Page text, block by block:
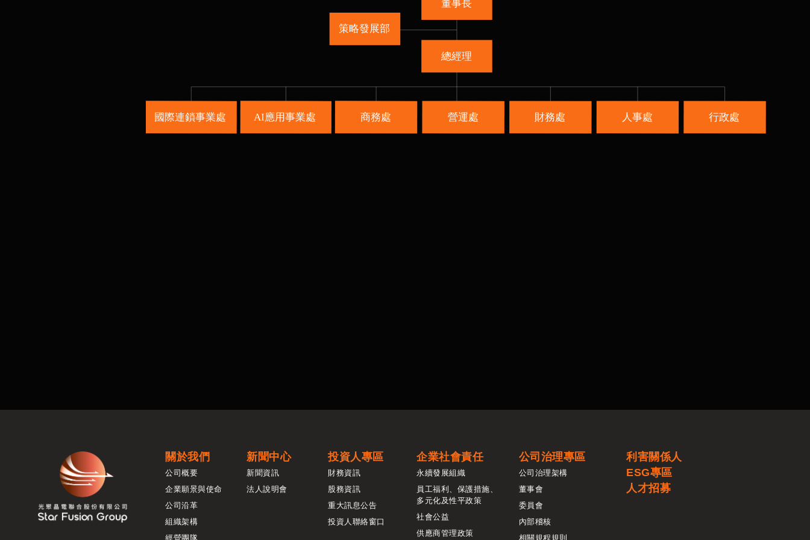
關於我們
公司概要
企業願景與使命
公司沿革
組織架構
經營團隊
新聞中心
新聞資訊
法人說明會
投資人專區
財務資訊
股務資訊
重大訊息公告
投資人聯絡窗口
企業社會責任
永續發展組織
員工福利、保護措施、
多元化及性平政策
社會公益
供應商管理政策
公司治理專區
公司治理架構
董事會
委員會
內部稽核
相關規程規則
利害關係人
ESG專區
人才招募